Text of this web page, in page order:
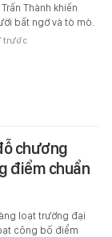
Thành khiến
bất ngờ và tò mò.
trước
chương
điểm chuẩn
loạt trường đại
công bố điểm